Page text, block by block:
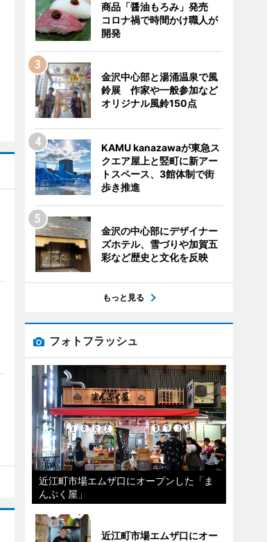
商品「醤油もろみ」発売
コロナ禍で時間かけ職人が
開発
金沢中心部と湯涌温泉で風
鈴展 作家や一般参加など
オリジナル風鈴150点
KAMU kanazawaが東急ス
クエア屋上と竪町に新アー
トスペース、3館体制で街
歩き推進
金沢の中心部にデザイナー
ズホテル、雪づりや加賀五
彩など歴史と文化を反映
もっと見る
フォトフラッシュ
近江町市場エムザ口にオープンした「ま
んぷく屋」
近江町市場エムザ口にオー